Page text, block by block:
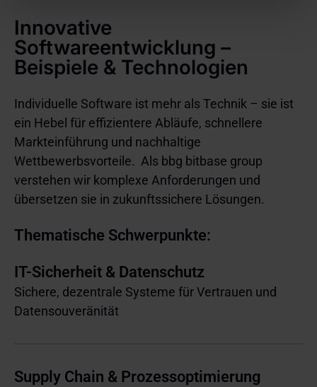
Informationen zu den eingesetzten Technologien, ihren
Zwecken, Anbietern und Speicherdauern finden Sie in
unsererCookie-Richtlinie .
Innovative
Softwareentwicklung –
Beispiele & Technologien
Individuelle Software ist mehr als Technik – sie ist
ein Hebel für effizientere Abläufe, schnellere
Markteinführung und nachhaltige
Wettbewerbsvorteile. Als bbg bitbase group
verstehen wir komplexe Anforderungen und
übersetzen sie in zukunftssichere Lösungen.
Thematische Schwerpunkte:
IT-Sicherheit & Datenschutz
Sichere, dezentrale Systeme für Vertrauen und
Datensouveränität
Supply Chain & Prozessoptimierung